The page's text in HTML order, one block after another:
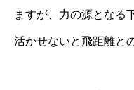
ますが、力の源となる
活かせないと飛距離と